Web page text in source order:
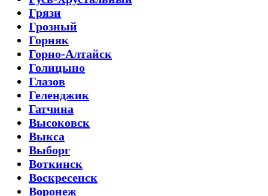
Грязи
Грозный
Горняк
Горно-Алтайск
Голицыно
Глазов
Геленджик
Гатчина
Высоковск
Выкса
Выборг
Воткинск
Воскресенск
Воронеж